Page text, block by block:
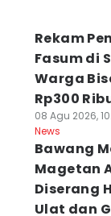
Rekam
Fasum di
Warga
Rp300
08 Agu 2026,
News
Bawang
Magetan
Diserang
Ulat dan